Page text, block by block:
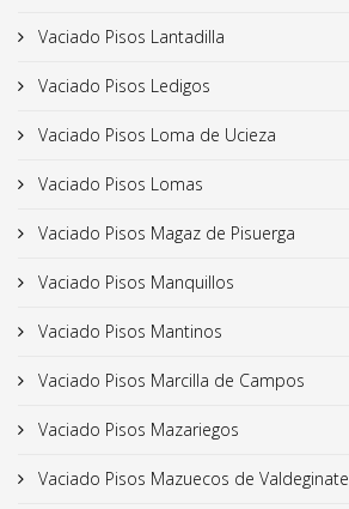
Vaciado Pisos Lantadilla
Vaciado Pisos Ledigos
Vaciado Pisos Loma de Ucieza
Vaciado Pisos Lomas
Vaciado Pisos Magaz de Pisuerga
Vaciado Pisos Manquillos
Vaciado Pisos Mantinos
Vaciado Pisos Marcilla de Campos
Vaciado Pisos Mazariegos
Vaciado Pisos Mazuecos de Valdeginate